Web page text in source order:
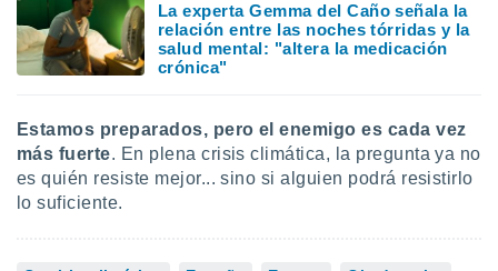
La experta Gemma del Caño señala la
relación entre las noches tórridas y la
salud mental: "altera la medicación
crónica"
Estamos preparados, pero el enemigo es cada vez
más fuerte. En plena crisis climática, la pregunta ya no
es quién resiste mejor... sino si alguien podrá resistirlo
lo suficiente.